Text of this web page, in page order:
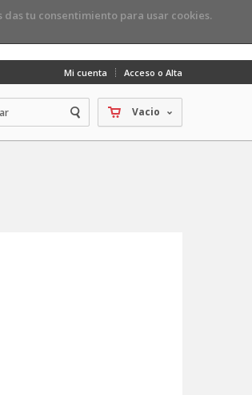
tu consentimiento para usar cookies.
Mi cuenta Acceso o Alta
Vacio